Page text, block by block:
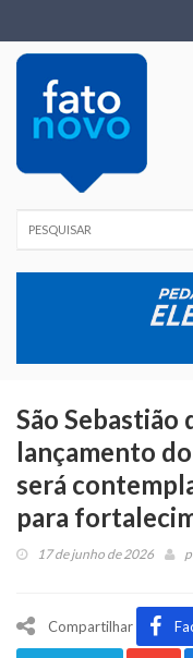
São Sebastião
lançamento
será
para
17 de junho de 2026
Compartilhar